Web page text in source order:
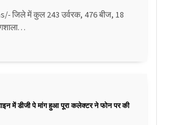
जिले में कुल 243 उर्वरक, 476 बीज, 18
में डीजी पे मांग हुआ पूरा कलेक्टर ने फोन पर की